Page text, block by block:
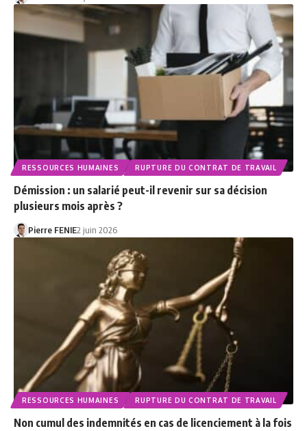
RESSOURCES HUMAINES RUPTURE DU CONTRAT DE TRAVAIL
Démission : un salarié peut-il revenir sur sa décision
plusieurs mois après ?
Pierre FENIE2 juin 2026
RESSOURCES HUMAINES RUPTURE DU CONTRAT DE TRAVAIL
Non cumul des indemnités en cas de licenciement à la fois